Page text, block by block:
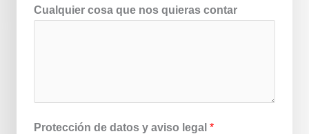
Cualquier cosa que nos quieras contar
Protección de datos y aviso legal *